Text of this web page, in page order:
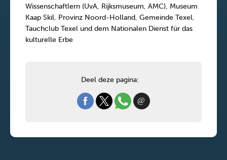
Wissenschaftlern (UvA, Rijksmuseum, AMC), Museum
Kaap Skil, Provinz Noord-Holland, Gemeinde Texel,
Tauchclub Texel und dem Nationalen Dienst für das
kulturelle Erbe
Deel deze pagina: